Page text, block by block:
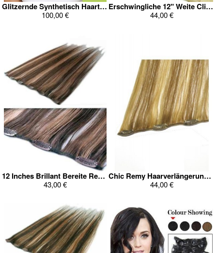
Glitzernde Synthetisch Haarteile
100,00 €
Erschwingliche 12" Weite Clip In Haarverlängerung
44,00 €
12 Inches Brillant Bereite Remy Haarverlängerung
43,00 €
Chic Remy Haarverlängerung Mit 6 Kleine Clips
44,00 €